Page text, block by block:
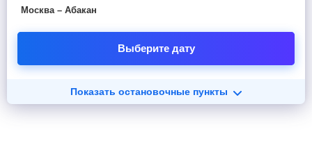
Москва – Абакан
Выберите дату
Показать остановочные пункты